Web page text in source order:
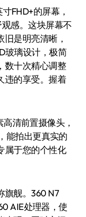
FHD+的屏幕，
感。这块屏幕不
是明亮清晰，
玻璃设计，极简
数十次精心调整
违的享受。握着
清前置摄像头，
能拍出更真实的
属于您的个性化
舰。360 N7
AIE处理器，使